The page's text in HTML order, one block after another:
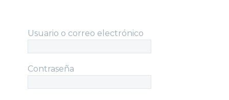
Usuario o correo electrónico
Contraseña